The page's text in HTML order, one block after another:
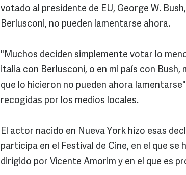
votado al presidente de EU, George W.
Berlusconi, no pueden lamentarse ahora.
"Muchos deciden simplemente votar lo
italia con Berlusconi, o en mi país con Bush,
que lo hicieron no pueden ahora
recogidas por los medios locales.
El actor nacido en Nueva York hizo esas
participa en el Festival de Cine, en el que
dirigido por Vicente Amorim y en el que es